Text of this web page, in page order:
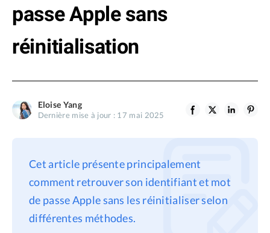
BuhoRepair
BuhoNTFS
BuhoLaunchpad
Blog
Support
Conditions générales
Politique de
remboursement
passe Apple sans
réinitialisation
Eloise Yang
Dernière mise à jour : 17 mai 2025
Cet article présente principalement
comment retrouver son identifiant et mot
de passe Apple sans les réinitialiser selon
différentes méthodes.